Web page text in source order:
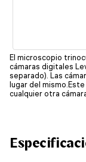
El microscopio
cámaras digitales
separado). Las
lugar del
cualquier otra